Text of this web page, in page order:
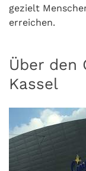
gezielt
erreichen.
Über den
Kassel